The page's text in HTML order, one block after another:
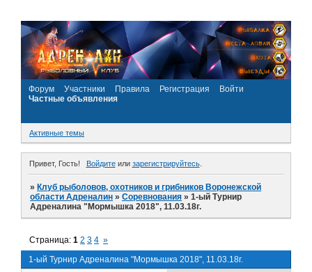
Форум Участники Правила Регистрация
Войти
Частные объявления
Активные темы
Привет, Гость! Войдитеили зарегистрируйтесь.
»Клуб рыболовов, охотников и грибников Воронежской
области Адреналин »Соревнования »1-ый Турнир
Адреналина "Мормышка 2018", 11.03.18г.
1-ый Турнир Адреналина "Мормышка 2018", 11.03.18г.
Страница:1 2 3 4 »